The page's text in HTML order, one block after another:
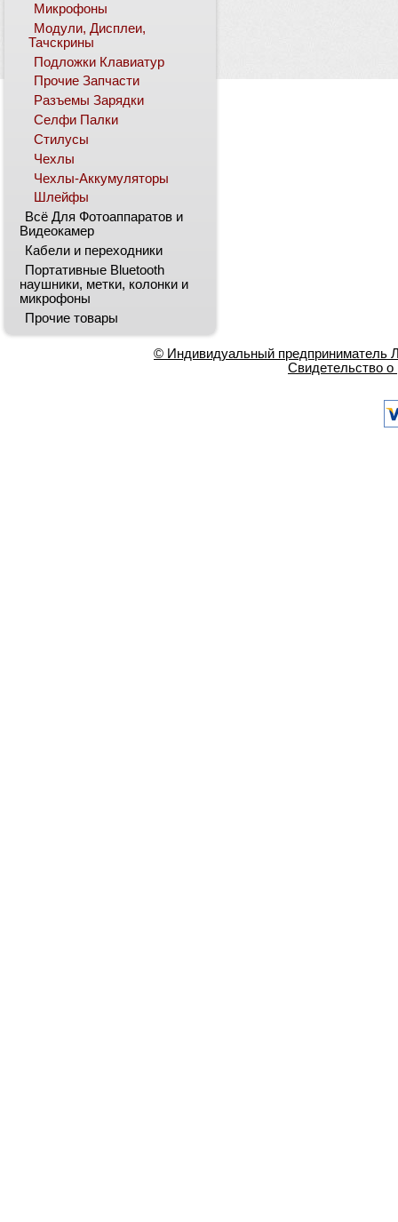
Микрофоны
Модули, Дисплеи,
Тачскрины
Подложки Клавиатур
Прочие Запчасти
Разъемы Зарядки
Селфи Палки
Стилусы
Чехлы
Чехлы-Аккумуляторы
Шлейфы
Всё Для Фотоаппаратов и
Видеокамер
Кабели и переходники
Портативные Bluetooth
наушники, метки, колонки и
микрофоны
Прочие товары
© Индивидуальный предприниматель
Свидетельство